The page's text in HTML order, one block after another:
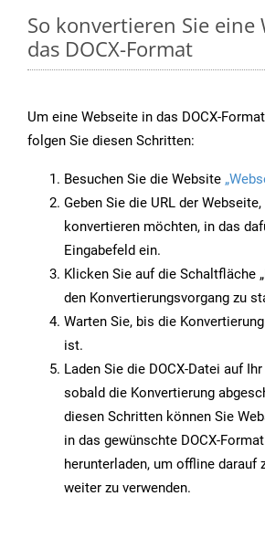
So konvertieren Sie eine
das DOCX-Format
Um eine Webseite in das DOCX-
folgen Sie diesen Schritten:
Besuchen Sie die Website
Geben Sie die URL der
konvertieren möchten, in das
Eingabefeld ein.
Klicken Sie auf die Schaltfläche
den Konvertierungsvorgang zu
Warten Sie, bis die
ist.
Laden Sie die DOCX-Datei auf
sobald die Konvertierung
diesen Schritten können Sie
in das gewünschte DOCX-
herunterladen, um offline darauf
weiter zu verwenden.